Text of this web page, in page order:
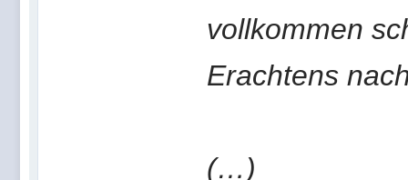
vollkommen
Erachtens
(…)